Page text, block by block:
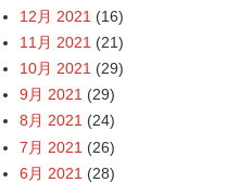
12月 2021 (16)
11月 2021 (21)
10月 2021 (29)
9月 2021 (29)
8月 2021 (24)
7月 2021 (26)
6月 2021 (28)